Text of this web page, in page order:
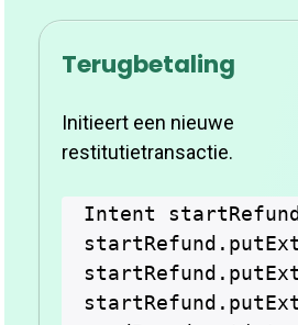
Terugbetaling
Initieert een nieuwe
restitutietransactie.
Intent startRefund